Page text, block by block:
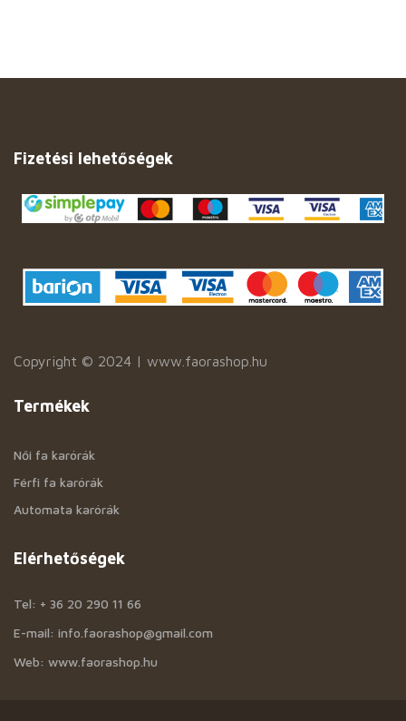
Fizetési lehetőségek
Copyright © 2024 | www.faorashop.hu
Termékek
Női fa karórák
Férfi fa karórák
Automata karórák
Elérhetőségek
Tel: + 36 20 290 11 66
E-mail: info.faorashop@gmail.com
Web: www.faorashop.hu